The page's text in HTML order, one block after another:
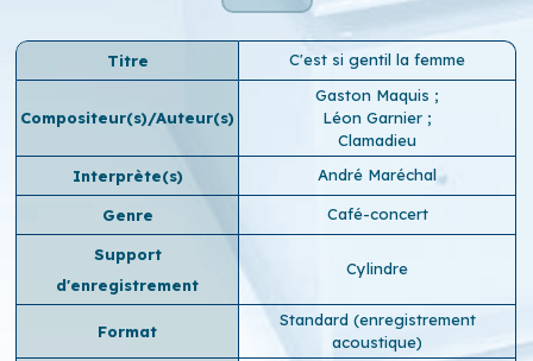
Titre C'est si gentil la femme
Compositeur(s)/Auteur(s)
Gaston Maquis ;
Léon Garnier ;
Clamadieu
Interprète(s)
André Maréchal
Genre Café-concert
Support
d'enregistrement
Cylindre
Format
Standard (enregistrement
acoustique)